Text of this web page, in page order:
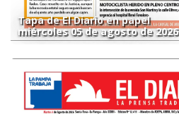
Tapa de El Diario en papel
miércoles 05 de agosto de 2026